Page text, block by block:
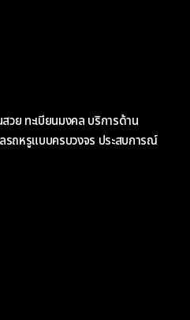
วย ทะเบียนมงคล บริการด้าน
รถหรูแบบครบวงจร ประสบการณ์